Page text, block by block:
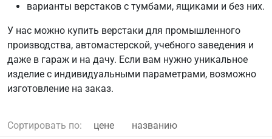
варианты верстаков с тумбами, ящиками и без них.
У нас можно купить верстаки для промышленного
производства, автомастерской, учебного заведения и
даже в гараж и на дачу. Если вам нужно уникальное
изделие с индивидуальными параметрами, возможно
изготовление на заказ.
Сортировать по: цене названию